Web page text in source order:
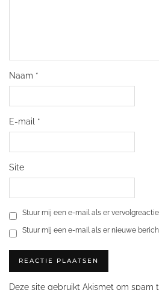
Naam *
E-mail *
Site
Stuur mij een e-mail als er
Stuur mij een e-mail als er nieuwe
Deze site gebruikt Akismet om spam